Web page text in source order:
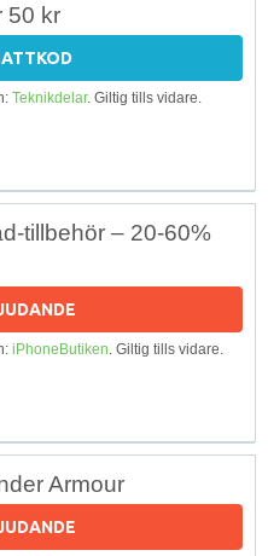
50 kr
Teknikdelar. Giltig tills vidare.
tillbehör – 20-60%
iPhoneButiken. Giltig tills vidare.
Armour